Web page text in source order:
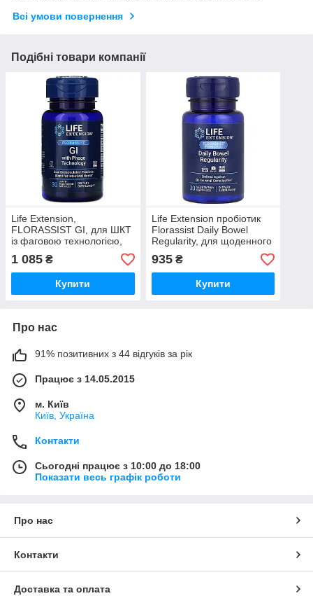
Всі умови повернення
Подібні товари компанії
Life Extension,
FLORASSIST GI, для ШКТ
із фаговою технологією,
30 капсул
1 085 ₴
Купити
Life Extension пробіотик
Florassist Daily Bowel
Regularity, для щоденного
стулу, 30 капсул
935₴
Купити
Про нас
91% позитивних з 44 відгуків за рік
Працює з 14.05.2015
м. Київ
Київ, Україна
Контакти
Сьогодні працює з 10:00 до 18:00
Показати весь графік роботи
Про нас
Контакти
Доставка та оплата